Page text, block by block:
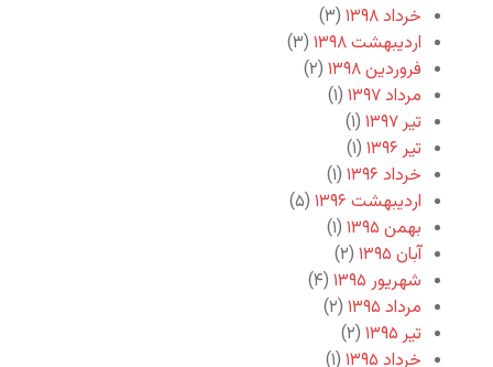
خرداد ۱۳۹۸
(۳)
اردیبهشت ۱۳۹۸
(۳)
فروردین ۱۳۹۸
(۲)
مرداد ۱۳۹۷
(۱)
تیر ۱۳۹۷
(۱)
تیر ۱۳۹۶
(۱)
خرداد ۱۳۹۶
(۱)
اردیبهشت ۱۳۹۶
(۵)
بهمن ۱۳۹۵
(۱)
آبان ۱۳۹۵
(۲)
شهریور ۱۳۹۵
(۴)
مرداد ۱۳۹۵
(۲)
تیر ۱۳۹۵
(۲)
خرداد ۱۳۹۵
(۱)